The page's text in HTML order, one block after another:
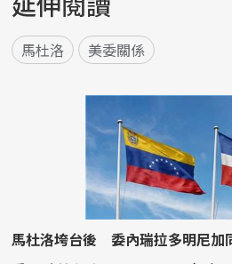
馬杜洛 美委關係
馬杜洛垮台後 委內瑞拉多明尼加